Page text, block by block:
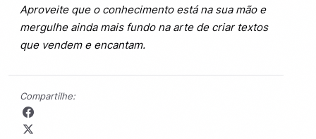
Aproveite que o conhecimento está na sua mão e
mergulhe ainda mais fundo na arte de criar textos
que vendem e encantam.
Compartilhe: